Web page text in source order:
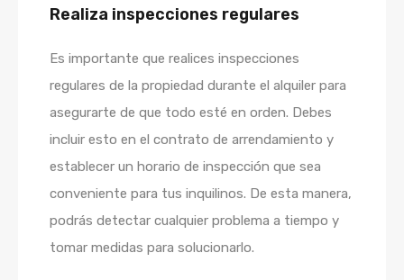
Realiza inspecciones regulares
Es importante que realices inspecciones
regulares de la propiedad durante el alquiler para
asegurarte de que todo esté en orden. Debes
incluir esto en el contrato de arrendamiento y
establecer un horario de inspección que sea
conveniente para tus inquilinos. De esta manera,
podrás detectar cualquier problema a tiempo y
tomar medidas para solucionarlo.